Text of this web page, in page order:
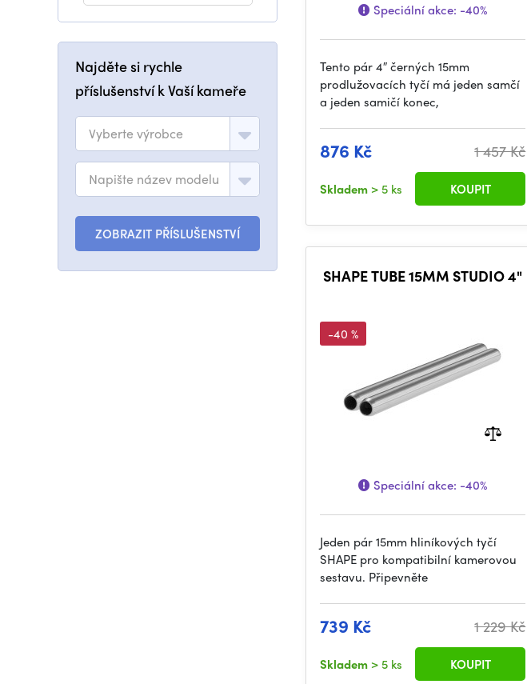
Najděte si rychle
příslušenství k Vaší kameře
Vyberte výrobce
Napište název modelu
ZOBRAZIT PŘÍSLUŠENSTVÍ
Speciální akce: -40%
Tento pár 4″ černých 15mm
prodlužovacích tyčí má jeden samčí
a jeden samičí konec,
876 Kč 1 457 Kč
Skladem > 5 ks KOUPIT
SHAPE TUBE 15MM STUDIO 4"
-40 %
Speciální akce: -40%
Jeden pár 15mm hliníkových tyčí
SHAPE pro kompatibilní kamerovou
sestavu. Připevněte
739 Kč 1 229 Kč
Skladem > 5 ks KOUPIT